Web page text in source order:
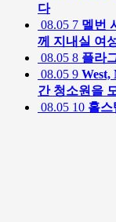
다
08.05 7 멜번
께 지내실 여
08.05 8 플라
08.05 9 West,
간 청소원을
08.05 10 홀스